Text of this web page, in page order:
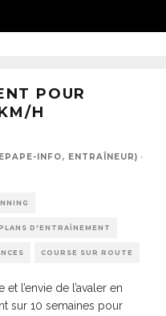
POUR
H
INFO, ENTRAÎNEUR) ·
D'ENTRAÎNEMENT
COURSE SUR ROUTE
l’envie de l’avaler en
sur 10 semaines pour